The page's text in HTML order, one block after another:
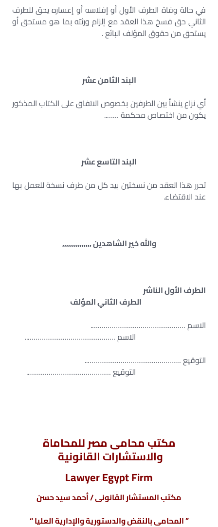
في حالة وفاة الطرف الأول أو إفلاسه أو إعساره يحق للطرف
الثاني حق فسخ هذا العقد مع إلزام ورثته بما هو مستحق أو
يستحق من حقوق المؤلف البائع .
البند الثامن عشر
أي نزاع ينشأ بين الطرفين بخصوص الاتفاق على الكتاب المذكور
يكون من اختصاص محكمة ……..
البند التاسع عشر
تحرر هذا العقد من نسختين بيد كل من طرف نسخة للعمل بها
عند الاقتضاء.
والله خير الشاهدين ,,,,,,,,,,,,,,,
الطرف الأول الناشر
الطرف الثاني المؤلف
الاسم ………………………………………….
الاسم ………………………………………..
التوقيع …………………………………………..
التوقيع ……………………………………..
مكتب محامى مصر للمحاماة
والاستشارات القانونية
Lawyer Egypt Firm
مكتب المستشار القانونى / أحمد سيد حسن
” المحامى بالنقض والدستورية والإدارية العليا “